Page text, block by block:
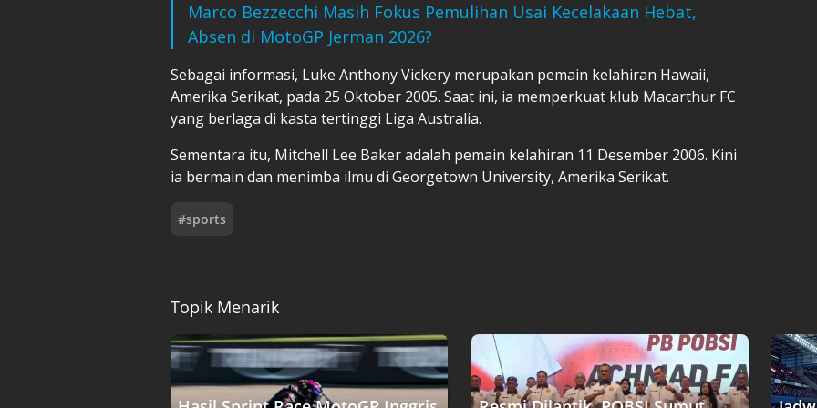
Marco Bezzecchi Masih Fokus Pemulihan Usai Kecelakaan Hebat,
Absen di MotoGP Jerman 2026?
Sebagai informasi, Luke Anthony Vickery merupakan pemain kelahiran Hawaii,
Amerika Serikat, pada 25 Oktober 2005. Saat ini, ia memperkuat klub Macarthur FC
yang berlaga di kasta tertinggi Liga Australia.
Sementara itu, Mitchell Lee Baker adalah pemain kelahiran 11 Desember 2006. Kini
ia bermain dan menimba ilmu di Georgetown University, Amerika Serikat.
#sports
Topik Menarik